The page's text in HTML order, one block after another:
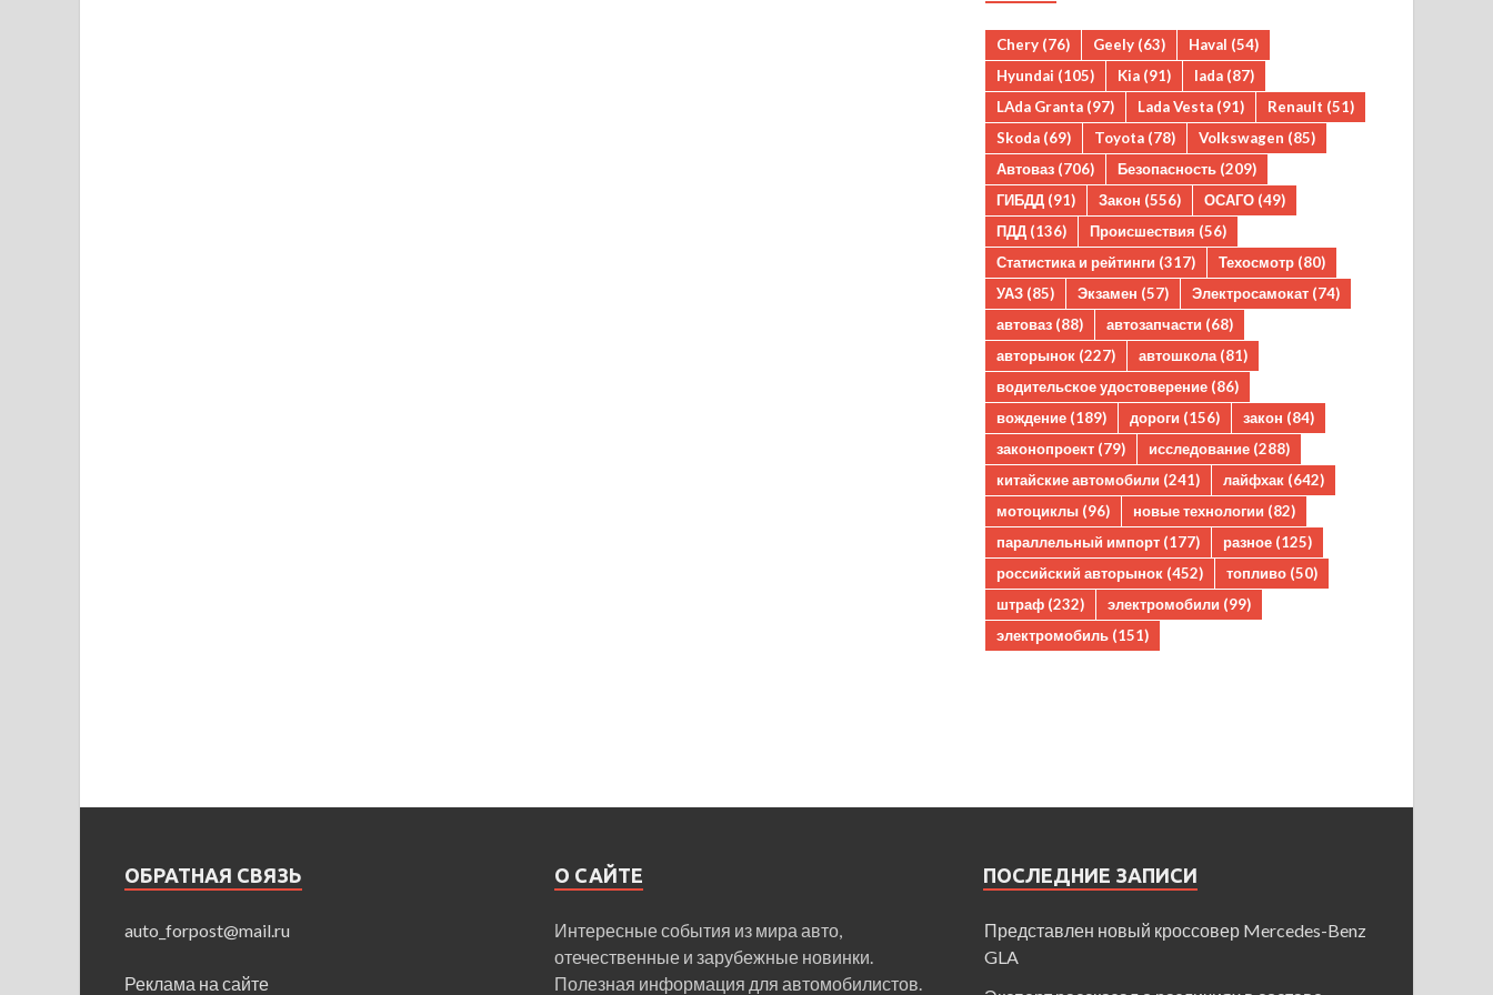
Chery (76) Geely (63) Haval (54)
Hyundai (105) Kia (91) lada (87)
LAda Granta (97) Lada Vesta (91) Renault (51)
Skoda (69) Toyota (78) Volkswagen (85)
Автоваз (706) Безопасность (209)
ГИБДД (91) Закон (556) ОСАГО (49)
ПДД (136) Происшествия (56)
Статистика и рейтинги (317) Техосмотр (80)
УАЗ (85) Экзамен (57) Электросамокат (74)
автоваз (88) автозапчасти (68)
авторынок (227) автошкола (81)
водительское удостоверение (86)
вождение (189) дороги (156) закон (84)
законопроект (79) исследование (288)
китайские автомобили (241) лайфхак (642)
мотоциклы (96) новые технологии (82)
параллельный импорт (177) разное (125)
российский авторынок (452) топливо (50)
штраф (232) электромобили (99)
электромобиль (151)
ОБРАТНАЯ СВЯЗЬ
auto_forpost@mail.ru
Реклама на сайте
О САЙТЕ
Интересные события из мира авто,
отечественные и зарубежные новинки.
Полезная информация для автомобилистов.
ПОСЛЕДНИЕ ЗАПИСИ
Представлен новый кроссовер Mercedes-Benz
GLA